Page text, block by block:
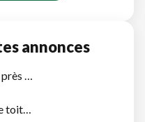
annonces
À vendre une belle maison près d'Agadir, vue océan, près plages et terrains golf
Vélo féminin Alu, Barres de toit Thule, et divers